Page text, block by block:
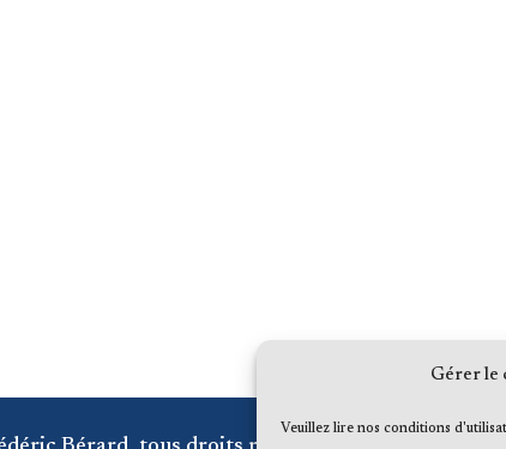
Gérer le
Veuillez lire nos conditions